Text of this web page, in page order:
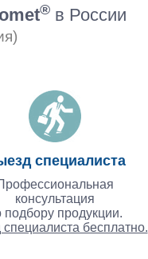
®в России
специалиста
консультация
подбору продукции.
бесплатно.